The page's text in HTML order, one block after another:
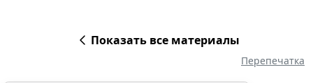
Показать все материалы
Перепечатка